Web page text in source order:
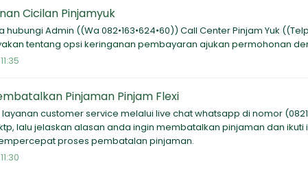
Cicilan Pinjamyuk
Admin ((Wa 082•163•624•60)) Call Center Pinjam Yuk
tentang opsi keringanan pembayaran ajukan permohonan
Pinjaman Pinjam Flexi
customer service melalui live chat whatsapp di nomor
lalu jelaskan alasan anda ingin membatalkan pinjaman dan
proses pembatalan pinjaman.